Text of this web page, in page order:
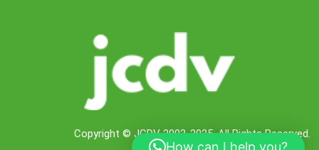
Copyright © JCDV 2002-2025. All Rights Reserved.
How can I help you?